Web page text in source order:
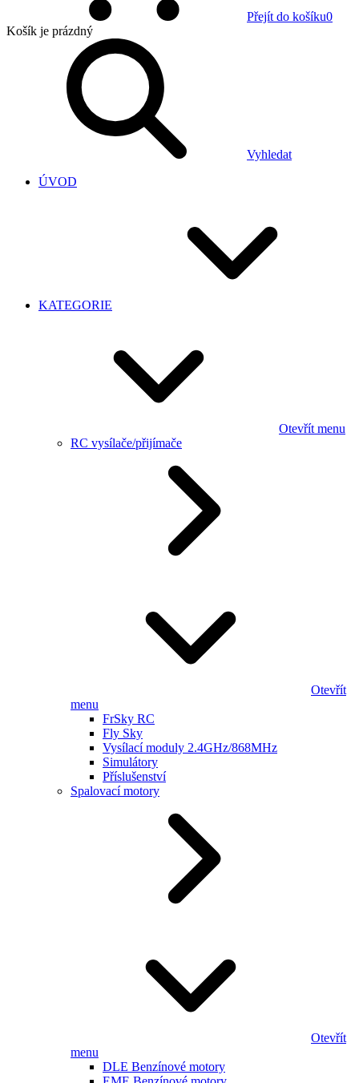
Přejít do košíku0
Košík je prázdný
Vyhledat
ÚVOD
KATEGORIE
Otevřít menu
RC vysílače/přijímače
Otevřít
menu
FrSky RC
Fly Sky
Vysílací moduly 2.4GHz/868MHz
Simulátory
Příslušenství
Spalovací motory
Otevřít
menu
DLE Benzínové motory